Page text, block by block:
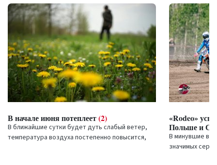
В начале июня потеплеет(2)
В ближайшие сутки будет дуть слабый ветер,
температура воздуха постепенно повысится,
«Rodeo»
Польше и
В минувшие
значимых